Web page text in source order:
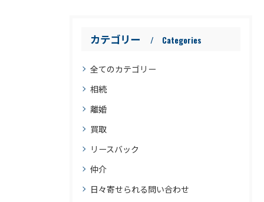
カテゴリー Categories
全てのカテゴリー
相続
離婚
買取
リースバック
仲介
日々寄せられる問い合わせ